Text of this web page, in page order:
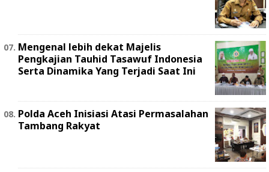
Mengenal lebih dekat Majelis
Pengkajian Tauhid Tasawuf Indonesia
Serta Dinamika Yang Terjadi Saat Ini
Polda Aceh Inisiasi Atasi Permasalahan
Tambang Rakyat